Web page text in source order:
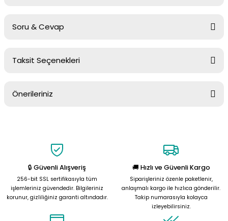
Soru & Cevap
Ürün hakkında henüz soru sorulmamış.
Taksit Seçenekleri
Önerileriniz
Görüş ve önerileriniz için teşekkür ederiz.
Ürün resmi kalitesiz, bozuk veya görüntülenemiyor.
Ürün açıklamasında eksik bilgiler bulunuyor.
Ürün bilgilerinde hatalar bulunuyor.
Ürün fiyatı diğer sitelerden daha pahalı.
🔒 Güvenli Alışveriş
256-bit SSL sertifikasıyla tüm
işlemleriniz güvendedir. Bilgileriniz
korunur, gizliliğiniz garanti altındadır.
🚚 Hızlı ve Güvenli Kargo
Siparişleriniz özenle paketlenir,
anlaşmalı kargo ile hızlıca gönderilir.
Takip numarasıyla kolayca
izleyebilirsiniz.